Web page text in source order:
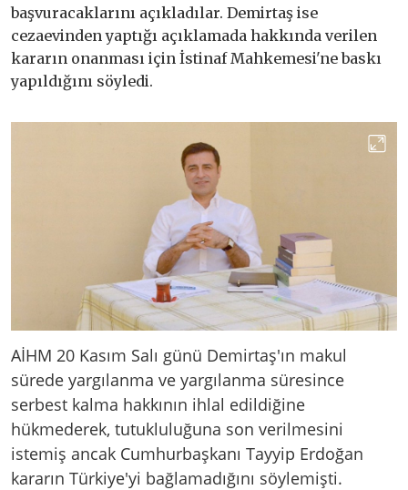
başvuracaklarını açıkladılar. Demirtaş ise
cezaevinden yaptığı açıklamada hakkında verilen
kararın onanması için İstinaf Mahkemesi'ne baskı
yapıldığını söyledi.
AİHM 20 Kasım Salı günü Demirtaş'ın makul
sürede yargılanma ve yargılanma süresince
serbest kalma hakkının ihlal edildiğine
hükmederek, tutukluluğuna son verilmesini
istemiş ancak Cumhurbaşkanı Tayyip Erdoğan
kararın Türkiye'yi bağlamadığını söylemişti.